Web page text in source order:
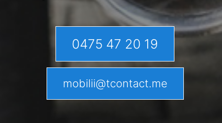
0475 47 20 19
mobilii@tcontact.me